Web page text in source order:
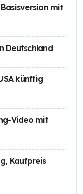
Basisversion mit
Deutschland
künftig
Video mit
Kaufpreis